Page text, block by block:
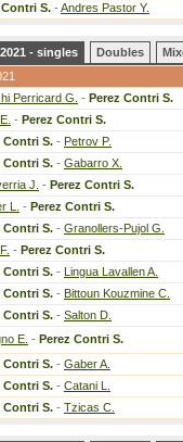
Contri S. - Andres Pastor Y.
- singles Doubles
Perricard G. - Perez Contri S.
- Perez Contri S.
Contri S. - Petrov P.
Contri S. - Gabarro X.
J. - Perez Contri S.
L. - Perez Contri S.
Contri S. - Granollers-Pujol G.
- Perez Contri S.
Contri S. - Lingua Lavallen A.
Contri S. - Bittoun Kouzmine C.
Contri S. - Salton D.
E. - Perez Contri S.
Contri S. - Gaber A.
Contri S. - Catani L.
Contri S. - Tzicas C.